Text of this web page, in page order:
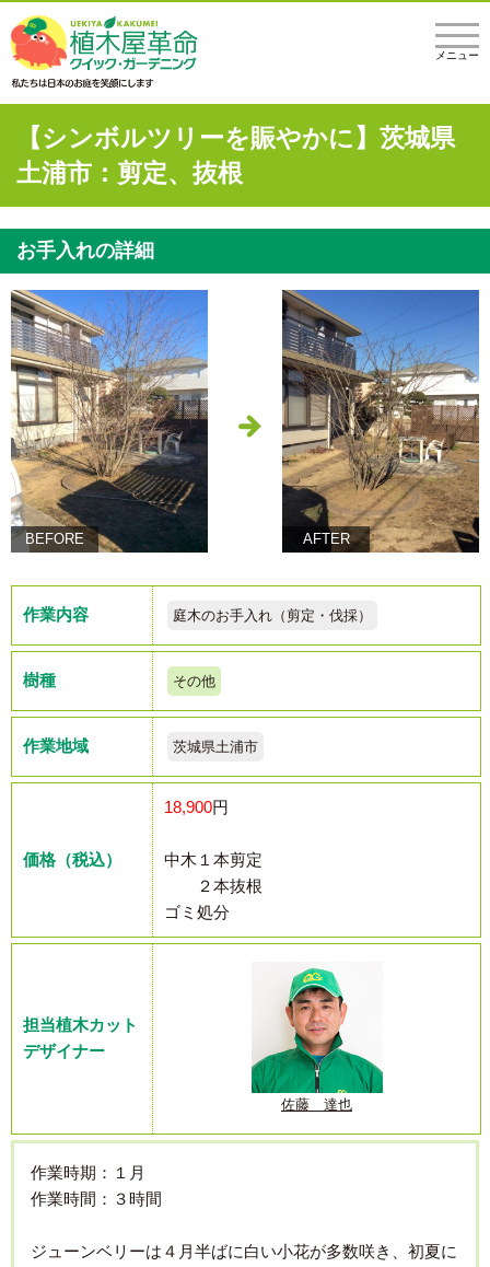
メニュー
【シンボルツリーを賑やかに】茨城県
土浦市：剪定、抜根
お手入れの詳細
BEFORE AFTER
作業内容 庭木のお手入れ（剪定・伐採）
樹種 その他
作業地域 茨城県土浦市
価格（税込）
18,900円
中木１本剪定
２本抜根
ゴミ処分
担当植木カット
デザイナー
佐藤 達也
作業時期：１月
作業時間：３時間
ジューンベリーは４月半ばに白い小花が多数咲き、初夏に